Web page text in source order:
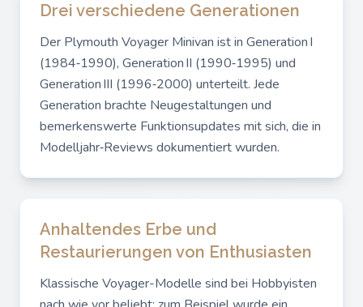
Drei verschiedene Generationen
Der Plymouth Voyager Minivan ist in Generation I
(1984‑1990), Generation II (1990‑1995) und
Generation III (1996‑2000) unterteilt. Jede
Generation brachte Neugestaltungen und
bemerkenswerte Funktionsupdates mit sich, die in
Modelljahr‑Reviews dokumentiert wurden.
Anhaltendes Erbe und
Restaurierungen von Enthusiasten
Klassische Voyager-Modelle sind bei Hobbyisten